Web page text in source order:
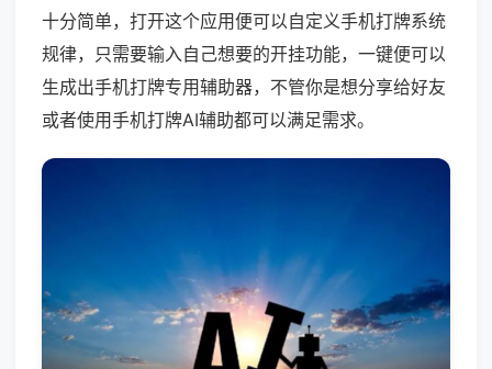
十分简单，打开这个应用便可以自定义手机打牌系统
规律，只需要输入自己想要的开挂功能，一键便可以
生成出手机打牌专用辅助器，不管你是想分享给好友
或者使用手机打牌AI辅助都可以满足需求。